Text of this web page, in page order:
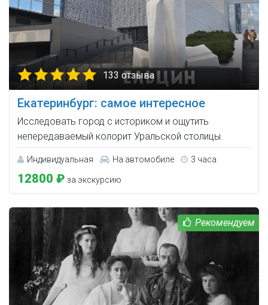
133 отзыва
Екатеринбург: самое интересное
Исследовать город с историком и ощутить
непередаваемый колорит Уральской столицы.
Индивидуальная На автомобиле 3 часа
12800 ₽ за экскурсию